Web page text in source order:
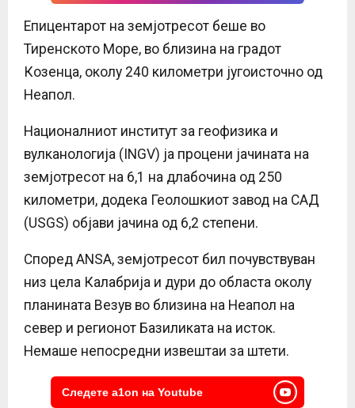
Епицентарот на земјотресот беше во
Тиренското Море, во близина на градот
Козенца, околу 240 километри југоисточно од
Неапол.
Националниот институт за геофизика и
вулканологија (INGV) ја процени јачината на
земјотресот на 6,1 на длабочина од 250
километри, додека Геолошкиот завод на САД
(USGS) објави јачина од 6,2 степени.
Според ANSA, земјотресот бил почувствуван
низ цела Калабрија и дури до областа околу
планината Везув во близина на Неапол на
север и регионот Базиликата на исток.
Немаше непосредни извештаи за штети.
Следете a1on на Youtube